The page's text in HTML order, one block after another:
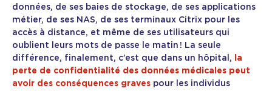
données, de ses baies de stockage, de ses applications
métier, de ses NAS, de ses terminaux Citrix pour les
accès à distance, et même de ses utilisateurs qui
oublient leurs mots de passe le matin ! La seule
différence, finalement, c’est que dans un hôpital,
la
perte de confidentialité des données médicales peut
avoir des conséquences graves pour les individus